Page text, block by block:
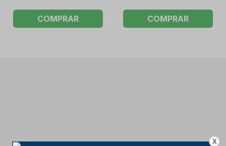
COMPRAR COMPRAR
X